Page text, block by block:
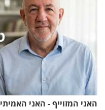
האני המזוייף - האני האמיתי